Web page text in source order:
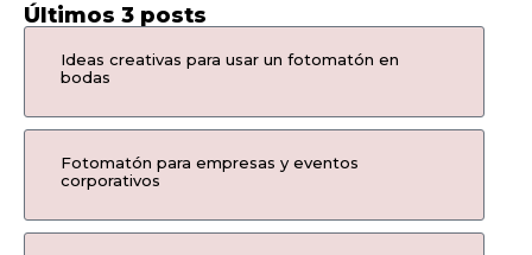
Últimos 3 posts
Ideas creativas para usar un fotomatón en
bodas
Fotomatón para empresas y eventos
corporativos